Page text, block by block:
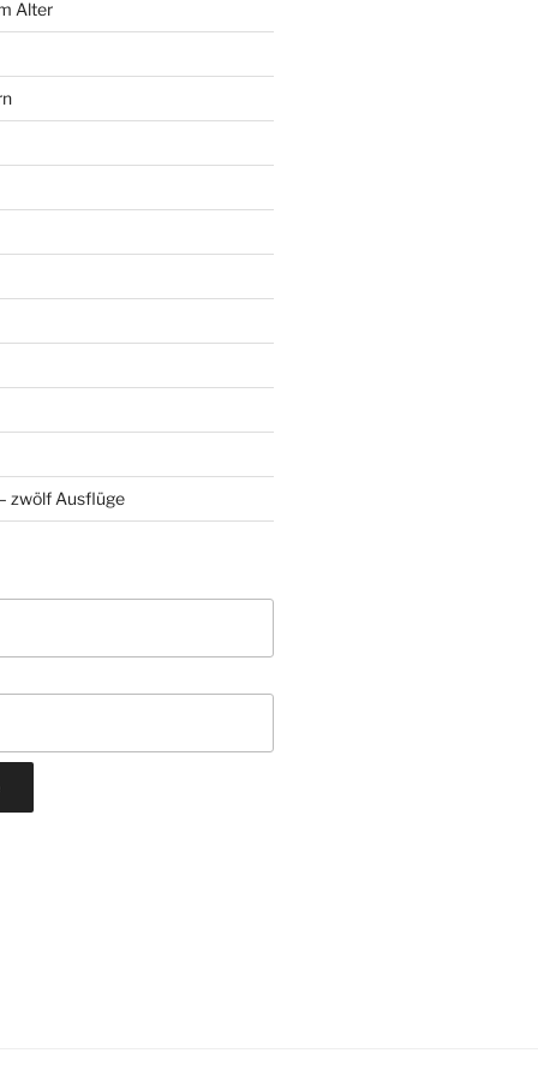
Alter
zwölf Ausflüge